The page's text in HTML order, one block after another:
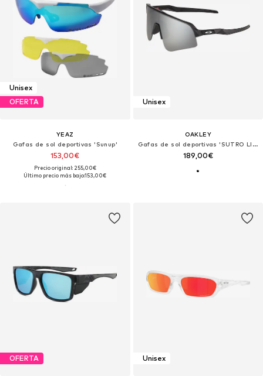
Unisex
OFERTA
YEAZ
Gafas de sol deportivas 'Sunup'
153,00€
Precio original: 255,00€
Último precio más bajo:153,00€
Unisex
OAKLEY
Gafas de sol deportivas 'SUTRO LITE SWEEP'
189,00€
OFERTA Unisex